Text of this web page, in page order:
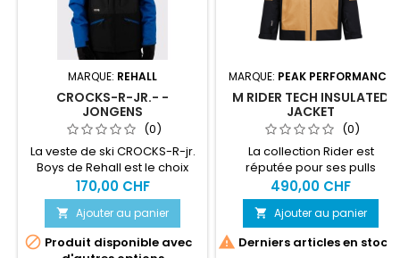
MARQUE: REHALL
CROCKS-R-JR.- -
JONGENS
WINTERSPORTJAS
(0)
La veste de ski CROCKS-R-jr.
Boys de Rehall est le choix
idéal pour les jeunes
aventuriers prêts à affronter
les montagnes en hiver.
Cette veste de sports d'hiver
est conçue pour garder les
170,00 CHF
 Ajouter au panier
 Produit disponible avec
MARQUE: PEAK PERFORMANCE
M RIDER TECH INSULATED
JACKET
(0)
La collection Rider est
réputée pour ses pulls
confortables : découvrez la
version veste de ski
rembourrée.
490,00 CHF
 Ajouter au panier
 Derniers articles en stock